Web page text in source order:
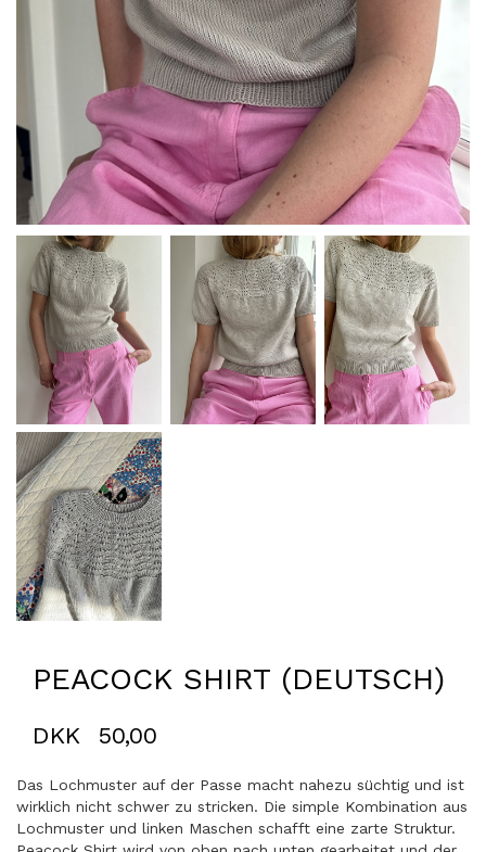
PEACOCK SHIRT (DEUTSCH)
DKK 50,00
Das Lochmuster auf der Passe macht nahezu süchtig und ist
wirklich nicht schwer zu stricken. Die simple Kombination aus
Lochmuster und linken Maschen schafft eine zarte Struktur.